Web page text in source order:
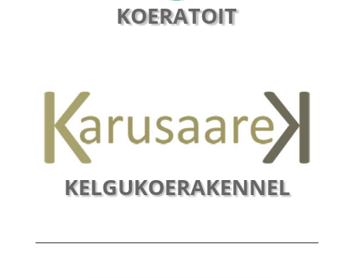
KOERATOIT
KELGUKOERAKENNEL